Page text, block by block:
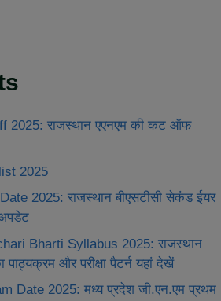
2025: राजस्थान एएनएम की कट ऑफ
2025
2025: राजस्थान बीएसटीसी सेकंड ईयर
अपडेट
Bharti Syllabus 2025: राजस्थान
पाठ्यक्रम और परीक्षा पैटर्न यहां देखें
Date 2025: मध्य प्रदेश जी.एन.एम प्रथम